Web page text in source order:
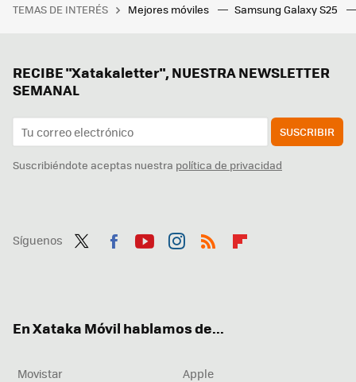
TEMAS DE INTERÉS Mejores móviles Samsung Galaxy S25
RECIBE "Xatakaletter", NUESTRA NEWSLETTER
SEMANAL
SUSCRIBIR
Suscribiéndote aceptas nuestra política de privacidad
Síguenos
En Xataka Móvil hablamos de...
Movistar
Apple